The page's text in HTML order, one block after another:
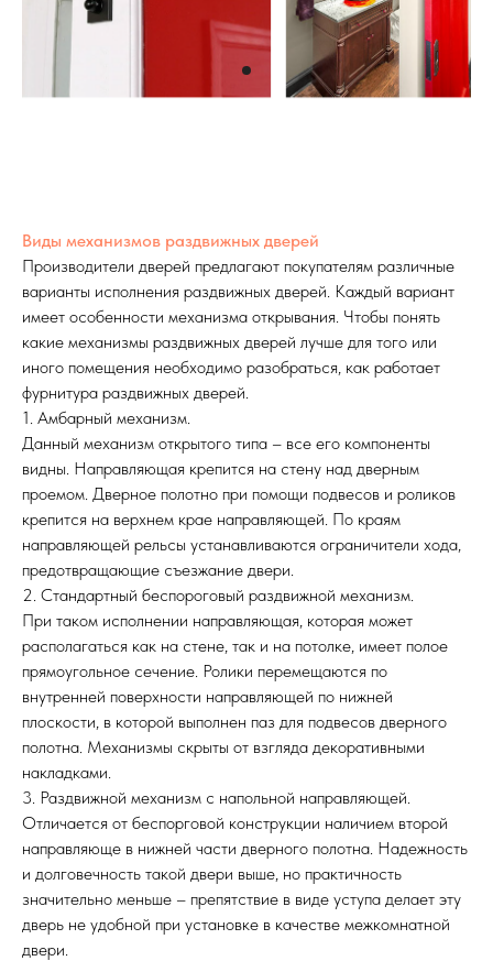
Виды механизмов раздвижных дверей
Производители дверей предлагают покупателям различные
варианты исполнения раздвижных дверей. Каждый вариант
имеет особенности механизма открывания. Чтобы понять
какие механизмы раздвижных дверей лучше для того или
иного помещения необходимо разобраться, как работает
фурнитура раздвижных дверей.
1. Амбарный механизм.
Данный механизм открытого типа – все его компоненты
видны. Направляющая крепится на стену над дверным
проемом. Дверное полотно при помощи подвесов и роликов
крепится на верхнем крае направляющей. По краям
направляющей рельсы устанавливаются ограничители хода,
предотвращающие съезжание двери.
2. Стандартный беспороговый раздвижной механизм.
При таком исполнении направляющая, которая может
располагаться как на стене, так и на потолке, имеет полое
прямоугольное сечение. Ролики перемещаются по
внутренней поверхности направляющей по нижней
плоскости, в которой выполнен паз для подвесов дверного
полотна. Механизмы скрыты от взгляда декоративными
накладками.
3. Раздвижной механизм с напольной направляющей.
Отличается от беспорговой конструкции наличием второй
направляюще в нижней части дверного полотна. Надежность
и долговечность такой двери выше, но практичность
значительно меньше – препятствие в виде уступа делает эту
дверь не удобной при установке в качестве межкомнатной
двери.